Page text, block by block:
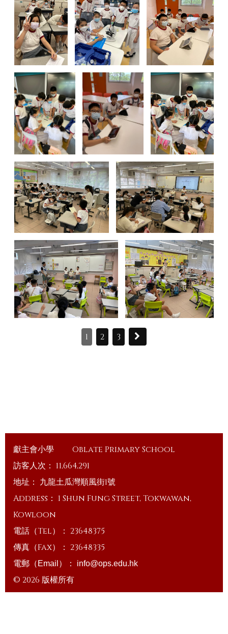
1 2 3
獻主會小學
Oblate Primary School
訪客人次： 11,664,291
地址： 九龍土瓜灣順風街1號
Address： 1 Shun Fung Street, Tokwawan,
Kowloon
電話（Tel）： 23648375
傳真（Fax）： 23648335
電郵（Email）： info@ops.edu.hk
© 2026 版權所有